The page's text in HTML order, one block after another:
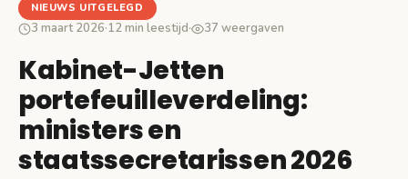
NIEUWS UITGELEGD
3 maart 2026·12 min leestijd· 37 weergaven
Kabinet-Jetten
portefeuilleverdeling:
ministers en
staatssecretarissen 2026